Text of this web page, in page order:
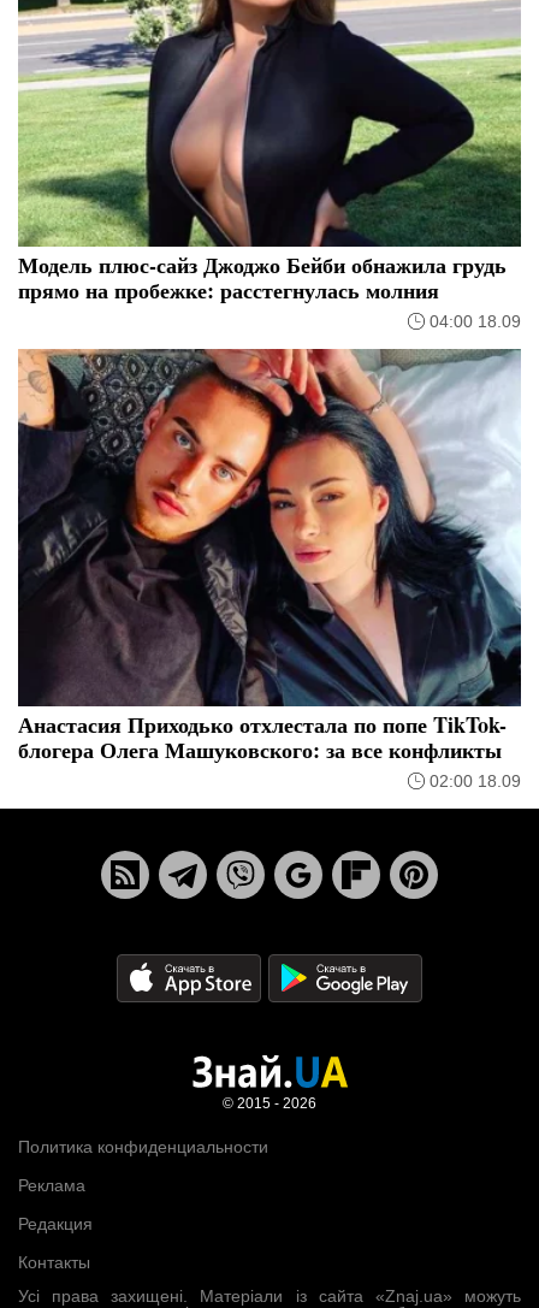
Модель плюс-сайз Джоджо Бейби обнажила грудь
прямо на пробежке: расстегнулась молния
04:00 18.09
Анастасия Приходько отхлестала по попе TikTok-
блогера Олега Машуковского: за все конфликты
02:00 18.09
Усі права захищені. Матеріали із сайта «Znaj.ua» можуть
Политика конфиденциальности
Реклама
Редакция
Контакты
© 2015 - 2026